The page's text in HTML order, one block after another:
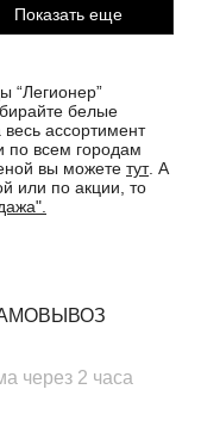
Показать еще
“Легионер”
белые
ассортимент
по всем городам
вы можете тут. А
или по акции, то
через 2 часа